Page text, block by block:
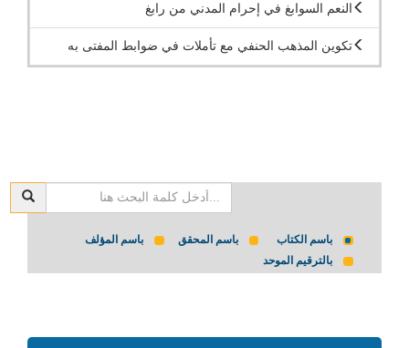
النعم السوابغ في إحرام المدني من رابغ
تكوين المذهب الحنفي مع تأملات في ضوابط المفتى به
باسم الكتاب باسم المحقق
باسم المؤلف
بالترقيم الموحد